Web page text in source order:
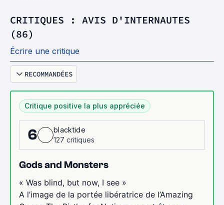
CRITIQUES : AVIS D'INTERNAUTES
(86)
Écrire une critique
RECOMMANDÉES
Critique positive la plus appréciée
6
blacktide
127 critiques
Gods and Monsters
« Was blind, but now, I see »
A l’image de la portée libératrice de l’Amazing